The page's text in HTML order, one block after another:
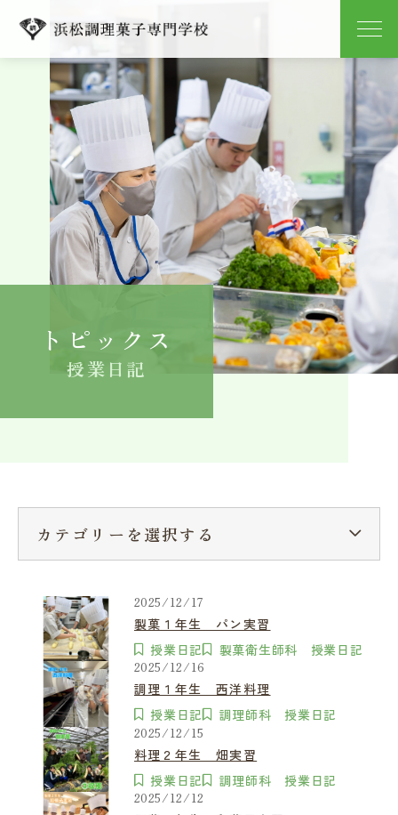
学校紹介
学科紹介
キャンパスライフ
就職
よくある質問
卒業生の方へ在学生へ一般の方へ（教室・講習会）
トピックス
授業日記
2025/12/17
製菓１年生 パン実習
授業日記
製菓衛生師科 授業日記
2025/12/16
調理１年生 西洋料理
授業日記
調理師科 授業日記
2025/12/15
料理２年生 畑実習
授業日記
調理師科 授業日記
2025/12/12
カテゴリーを選択する